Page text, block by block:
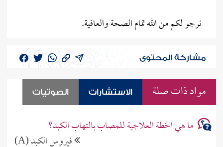
نرجو لكم من الله تمام الصحة والعافية.
مشاركة المحتوى
مواد ذات صلة الاستشارات الصوتيات
ما هي الخطة العلاجية للمصاب بالتهاب الكبد؟
فيروس الكبد (A)